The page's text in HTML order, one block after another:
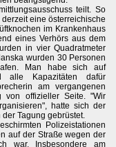
teilt. So
eine österreichische
im Krankenhaus
eines Verhörs aus dem
in vier Quadratmeter
wurden 30 Personen
Man habe sich auf
alle Kapazitäten dafür
am vergangenen
von offizieller Seite. "Wir
hatte sich der
Tagung gebrüstet.
Polizeistationen
auf der Straße wegen der
war. Insbesondere am